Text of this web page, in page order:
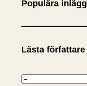
Populära inlägg
Lästa författare
K